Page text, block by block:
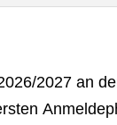
2027 an